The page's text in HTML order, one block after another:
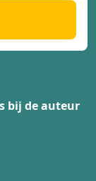
bij de auteur